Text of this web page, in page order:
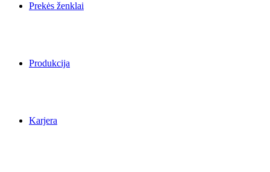
Prekės ženklai
Produkcija
Karjera